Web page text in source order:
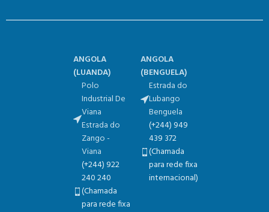
ANGOLA
(LUANDA)
Polo
Industrial De
Viana
Estrada do
Zango -
Viana
(+244) 922
240 240
(Chamada
para rede fixa
ANGOLA
(BENGUELA)
Estrada do
Lubango
Benguela
(+244) 949
439 372
(Chamada
para rede fixa
internacional)